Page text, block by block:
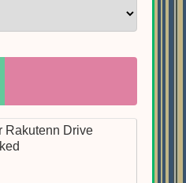
Rakutenn Drive